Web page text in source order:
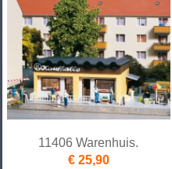
11406 Warenhuis.
€ 25,90